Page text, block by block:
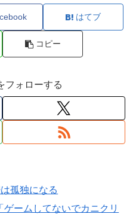
はてブ
コピー
フォローする
孤独になる
ームしてないでカニクリ